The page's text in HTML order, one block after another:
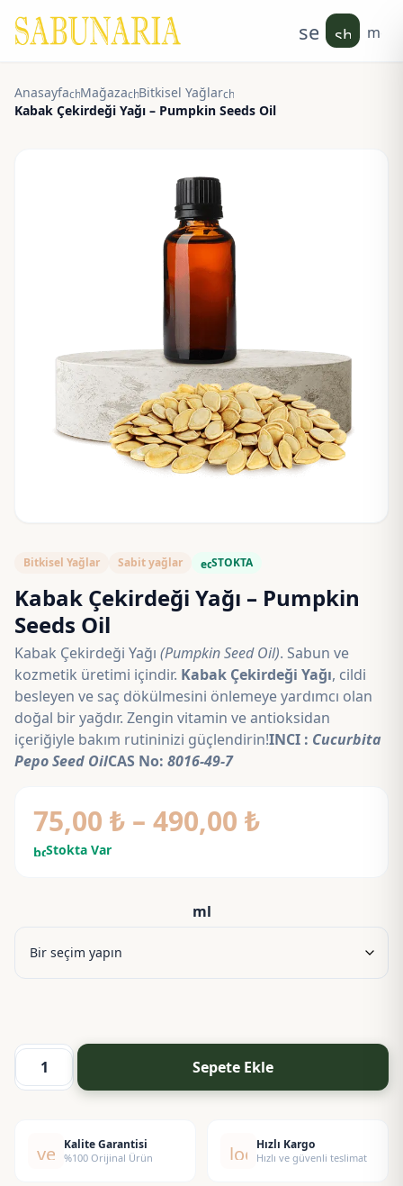
search
Anasayfachevron_right
Mağazachevron_right
Bitkisel Yağlarchevron_right
Kabak Çekirdeği Yağı – Pumpkin Seeds Oil
Bitkisel Yağlar Sabit yağlar ecoSTOKTA
Kabak Çekirdeği Yağı – Pumpkin
Seeds Oil
Kabak Çekirdeği Yağı (Pumpkin Seed Oil). Sabun ve
kozmetik üretimi içindir. Kabak Çekirdeği Yağı, cildi
besleyen ve saç dökülmesini önlemeye yardımcı olan
doğal bir yağdır. Zengin vitamin ve antioksidan
içeriğiyle bakım rutininizi güçlendirin!INCI : Cucurbita
Pepo Seed OilCAS No: 8016-49-7
75,00 ₺ – 490,00 ₺Fiyat
-
490,00 ₺
boltStokta Var
ml
Kabak
Pumpkin
Sepete Ekle
verified
Kalite Garantisi
%100 Orijinal Ürün local_shipping
Hızlı Kargo
Hızlı ve güvenli teslimat